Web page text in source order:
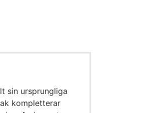
sin ursprungliga
kompletterar